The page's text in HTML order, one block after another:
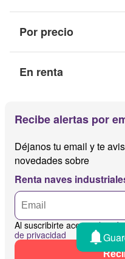
Por precio
En renta
Recibe alertas por
Déjanos tu email y te
novedades sobre
Renta naves
Al suscribirte aceptaslos
de privacidad